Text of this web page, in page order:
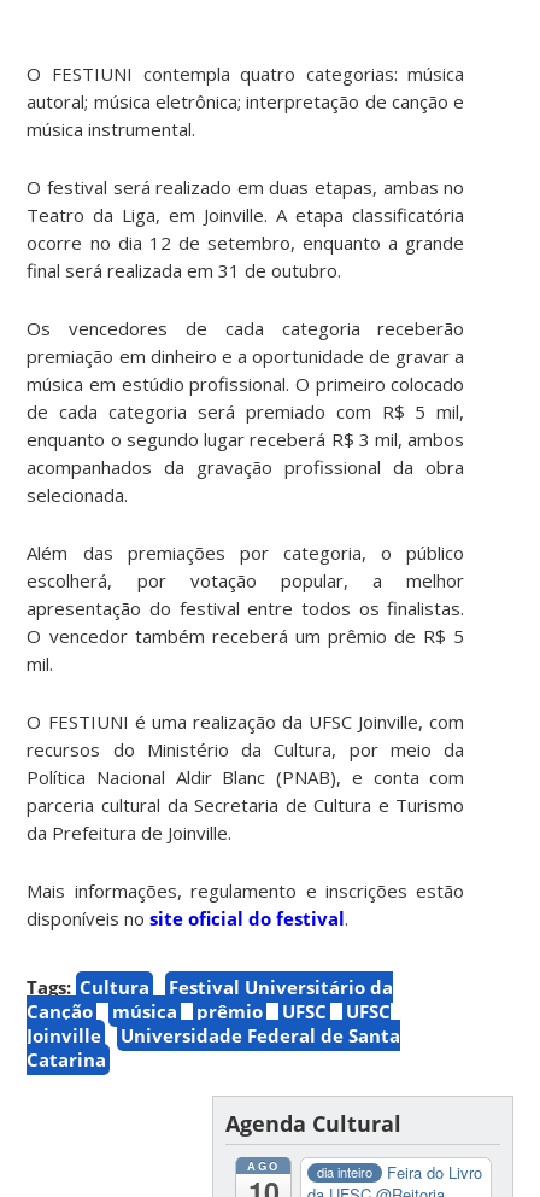
O FESTIUNI contempla quatro categorias: música
autoral; música eletrônica; interpretação de canção e
música instrumental.
O festival será realizado em duas etapas, ambas no
Teatro da Liga, em Joinville. A etapa classificatória
ocorre no dia 12 de setembro, enquanto a grande
final será realizada em 31 de outubro.
Os vencedores de cada categoria receberão
premiação em dinheiro e a oportunidade de gravar a
música em estúdio profissional. O primeiro colocado
de cada categoria será premiado com R$ 5 mil,
enquanto o segundo lugar receberá R$ 3 mil, ambos
acompanhados da gravação profissional da obra
selecionada.
Além das premiações por categoria, o público
escolherá, por votação popular, a melhor
apresentação do festival entre todos os finalistas.
O vencedor também receberá um prêmio de R$ 5
mil.
O FESTIUNI é uma realização da UFSC Joinville, com
recursos do Ministério da Cultura, por meio da
Política Nacional Aldir Blanc (PNAB), e conta com
parceria cultural da Secretaria de Cultura e Turismo
da Prefeitura de Joinville.
Mais informações, regulamento e inscrições estão
disponíveis nosite oficial do festival.
Tags: Cultura
Festival Universitário da
Canção
música prêmio UFSC
UFSC
Joinville
Universidade Federal de Santa
Catarina
Agenda Cultural
AGO dia inteiro
Feira do Livro